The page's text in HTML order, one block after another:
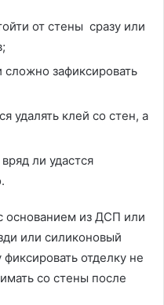
от стены сразу или
зафиксировать
удалять клей со стен, а
ли удастся
основанием из ДСП или
или силиконовый
отделку не
со стены после